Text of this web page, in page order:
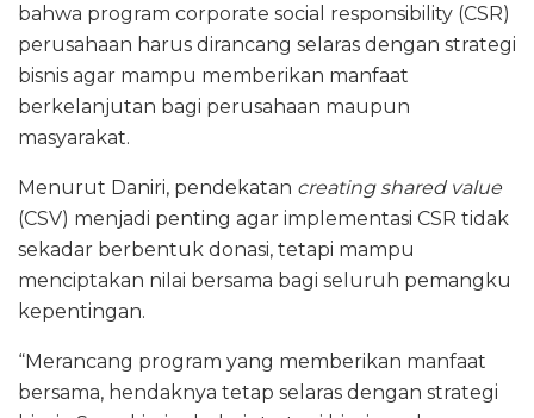
b
o
o
k
r
A
p
p
ra
m
d
s
bahwa program corporate social responsibility (CSR)
perusahaan harus dirancang selaras dengan strategi
bisnis agar mampu memberikan manfaat
berkelanjutan bagi perusahaan maupun
masyarakat.
Menurut Daniri, pendekatan creating shared value
(CSV) menjadi penting agar implementasi CSR tidak
sekadar berbentuk donasi, tetapi mampu
menciptakan nilai bersama bagi seluruh pemangku
kepentingan.
“Merancang program yang memberikan manfaat
bersama, hendaknya tetap selaras dengan strategi